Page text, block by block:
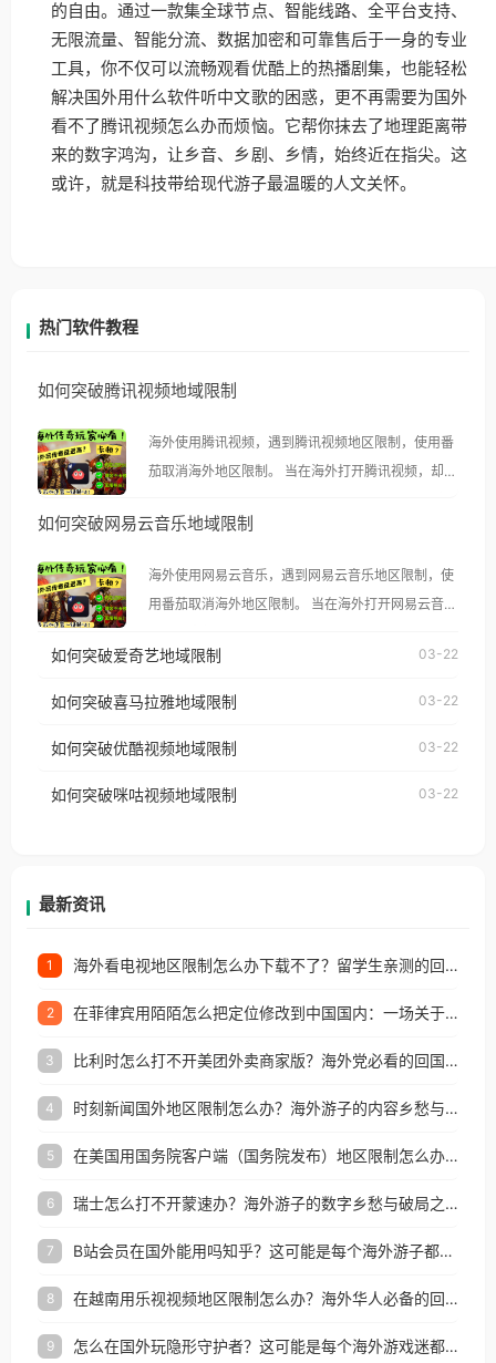
的自由。通过一款集全球节点、智能线路、全平台支持、
无限流量、智能分流、数据加密和可靠售后于一身的专业
工具，你不仅可以流畅观看优酷上的热播剧集，也能轻松
解决国外用什么软件听中文歌的困惑，更不再需要为国外
看不了腾讯视频怎么办而烦恼。它帮你抹去了地理距离带
来的数字鸿沟，让乡音、乡剧、乡情，始终近在指尖。这
或许，就是科技带给现代游子最温暖的人文关怀。
热门软件教程
如何突破腾讯视频地域限制
海外使用腾讯视频，遇到腾讯视频地区限制，使用番
茄取消海外地区限制。 当在海外打开腾讯视频，却突
示语。 海外用户如香港、澳门、台湾、美国、加拿
像其他音乐平台一样，出现地区及版权限制问题，且
仅能在中国大陆地区播放。 遇到这个问题的朋友们，
台湾、美国、加拿大、澳大利亚、欧洲等国家和地区
权限制所困扰。
如何突破网易云音乐地域限制
海外使用网易云音乐，遇到网易云音乐地区限制，使
用番茄取消海外地区限制。 当在海外打开网易云音
播放”的提示语。 海外用户如香港、澳门、台湾、美
制问题，且仅能在中国大陆地区播放。 遇到这个问题
户收听网易云音乐地区版权限制」的问题，无论人在
如何突破爱奇艺地域限制 03-22
如何突破喜马拉雅地域限制 03-22
如何突破优酷视频地域限制 03-22
如何突破咪咕视频地域限制 03-22
最新资讯
1 海外看电视地区限制怎么办下载不了？留学生亲测的回国加速方案（附2026世界杯观赛技巧）
2 在菲律宾用陌陌怎么把定位修改到中国国内：一场关于归属感与连接的探索
3 比利时怎么打不开美团外卖商家版？海外党必看的回国加速全攻略
4 时刻新闻国外地区限制怎么办？海外游子的内容乡愁与破局之路
5 在美国用国务院客户端（国务院发布）地区限制怎么办？3步解决海外看国内内容难题
6 瑞士怎么打不开蒙速办？海外游子的数字乡愁与破局之路
7 B站会员在国外能用吗知乎？这可能是每个海外游子都问过的问题
8 在越南用乐视视频地区限制怎么办？海外华人必备的回国加速攻略
9 怎么在国外玩隐形守护者？这可能是每个海外游戏迷都问过的问题